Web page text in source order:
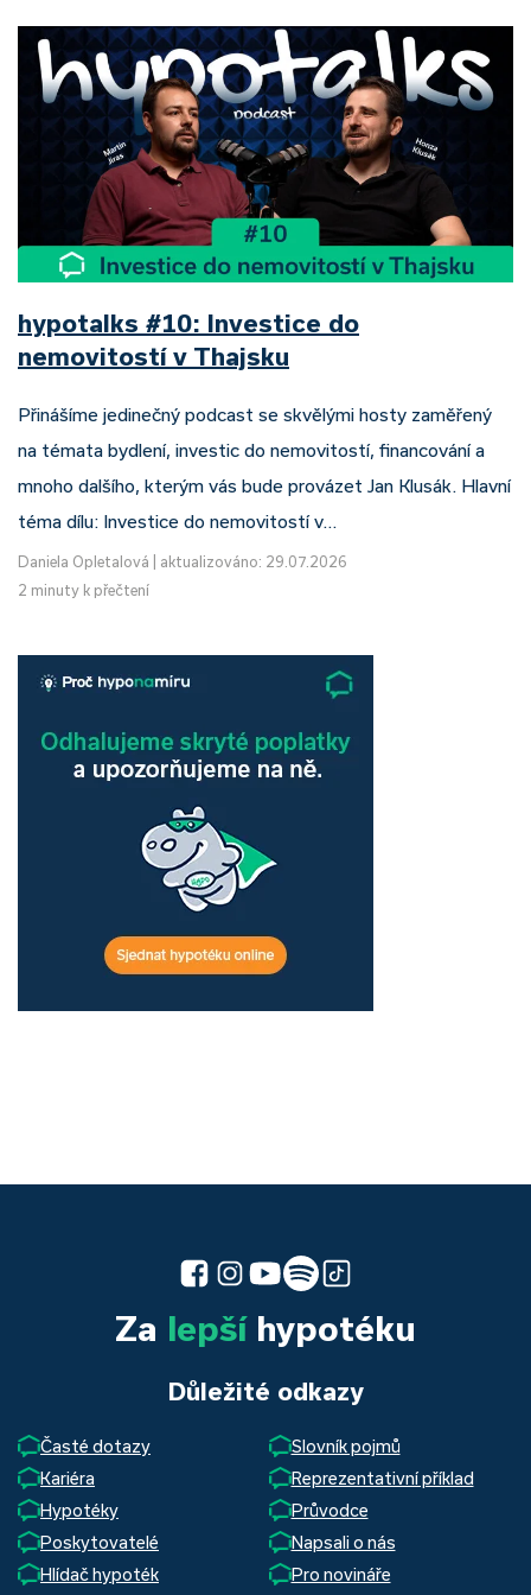
hypotalks #10: Investice do
nemovitostí v Thajsku
Přinášíme jedinečný podcast se skvělými hosty zaměřený
na témata bydlení, investic do nemovitostí, financování a
mnoho dalšího, kterým vás bude provázet Jan Klusák. Hlavní
téma dílu: Investice do nemovitostí v…
Daniela Opletalová
aktualizováno: 29.07.2026
2 minuty k přečtení
Za lepšíhypotéku
Důležité odkazy
Časté dotazy
Slovník pojmů
Kariéra
Reprezentativní příklad
Hypotéky
Průvodce
Poskytovatelé
Napsali o nás
Hlídač hypoték
Pro novináře